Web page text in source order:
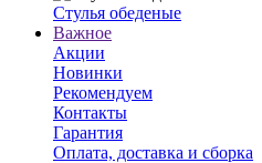
Стулья обеденые
Важное
Акции
Новинки
Рекомендуем
Контакты
Гарантия
Оплата, доставка и сборка